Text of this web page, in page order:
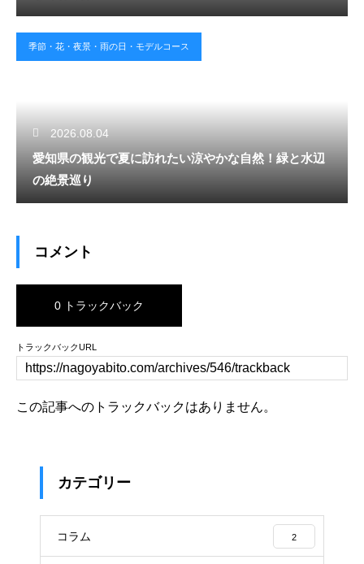
季節・花・夜景・雨の日・モデルコース
2026.08.04
愛知県の観光で夏に訪れたい涼やかな自然！緑と水辺
の絶景巡り
コメント
0 トラックバック
トラックバックURL
この記事へのトラックバックはありません。
カテゴリー
コラム 2